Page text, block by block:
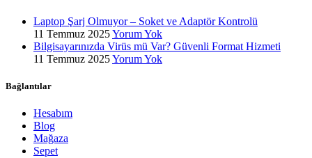
Laptop Şarj Olmuyor – Soket ve Adaptör Kontrolü
11 Temmuz 2025Yorum Yok
Bilgisayarınızda Virüs mü Var? Güvenli Format Hizmeti
11 Temmuz 2025Yorum Yok
Bağlantılar
Hesabım
Blog
Mağaza
Sepet